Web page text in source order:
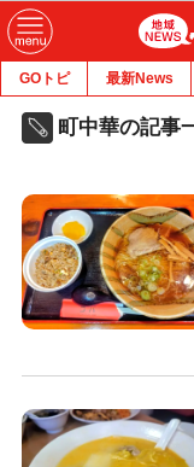
GOトピ 最新News
町中華の記事